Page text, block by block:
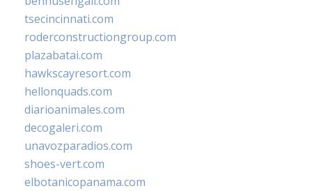
tsecincinnati.com
roderconstructiongroup.com
plazabatai.com
hawkscayresort.com
hellonquads.com
diarioanimales.com
decogaleri.com
unavozparadios.com
shoes-vert.com
elbotanicopanama.com